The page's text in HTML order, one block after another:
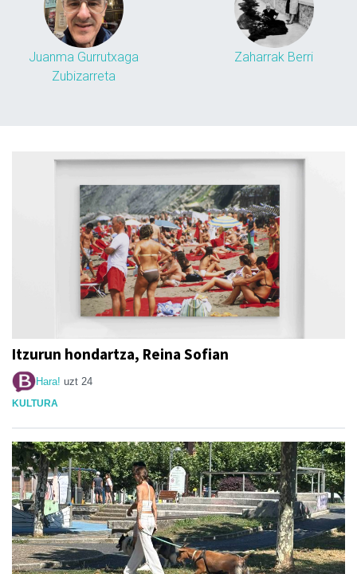
Juanma Gurrutxaga
Zubizarreta
Zaharrak Berri
Itzurun hondartza, Reina Sofian
Hara! uzt 24
KULTURA